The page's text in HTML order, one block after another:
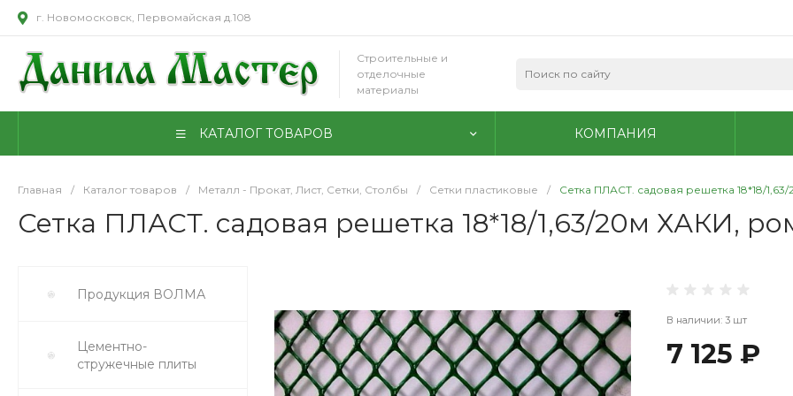
г. Новомосковск, Первомайская д.108
Строительные и
отделочные
материалы
КАТАЛОГ ТОВАРОВ КОМПАНИЯ
Главная / Каталог товаров / Металл - Прокат, Лист, Сетки, Столбы / Сетки пластиковые / Сетка ПЛАСТ. садовая решетка 18*18/
Сетка ПЛАСТ. садовая решетка 18*18/1,63/20м ХАКИ,
Продукция ВОЛМА
Цементно-
стружечные плиты
В наличии: 3 шт
7 125 ₽